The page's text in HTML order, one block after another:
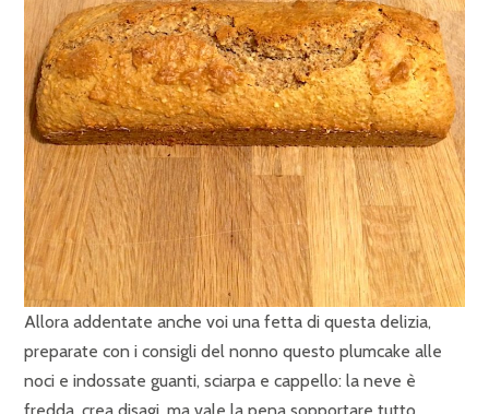
Allora addentate anche voi una fetta di questa delizia,
preparate con i consigli del nonno questo plumcake alle
noci e indossate guanti, sciarpa e cappello: la neve è
fredda, crea disagi, ma vale la pena sopportare tutto